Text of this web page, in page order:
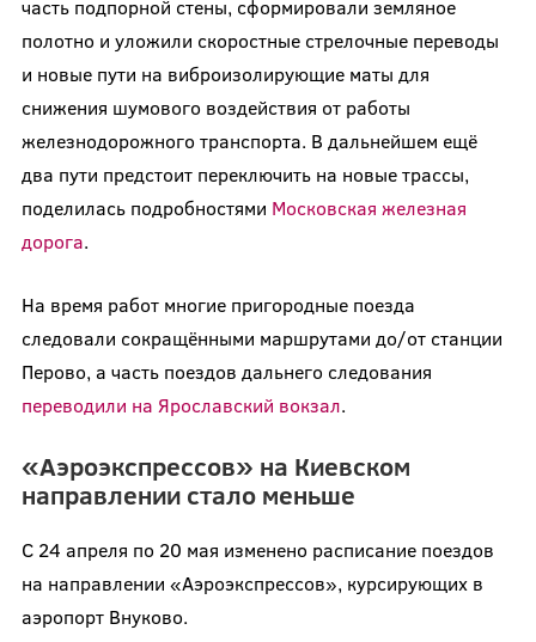
часть подпорной стены, сформировали земляное
полотно и уложили скоростные стрелочные переводы
и новые пути на виброизолирующие маты для
снижения шумового воздействия от работы
железнодорожного транспорта. В дальнейшем ещё
два пути предстоит переключить на новые трассы,
поделилась подробностями Московская железная
дорога.
На время работ многие пригородные поезда
следовали сокращёнными маршрутами до/от станции
Перово, а часть поездов дальнего следования
переводили на Ярославский вокзал.
«Аэроэкспрессов» на Киевском
направлении стало меньше
С 24 апреля по 20 мая изменено расписание поездов
на направлении «Аэроэкспрессов», курсирующих в
аэропорт Внуково.